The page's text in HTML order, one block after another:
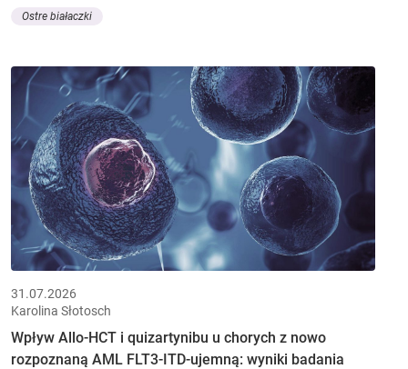
Ostre białaczki
31.07.2026
Karolina Słotosch
Wpływ Allo-HCT i quizartynibu u chorych z nowo
rozpoznaną AML FLT3-ITD-ujemną: wyniki badania